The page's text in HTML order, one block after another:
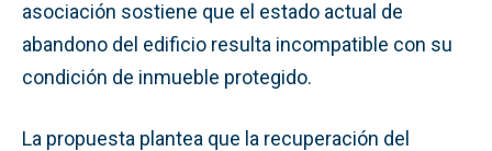
asociación sostiene que el estado actual de
abandono del edificio resulta incompatible con su
condición de inmueble protegido.
La propuesta plantea que la recuperación del